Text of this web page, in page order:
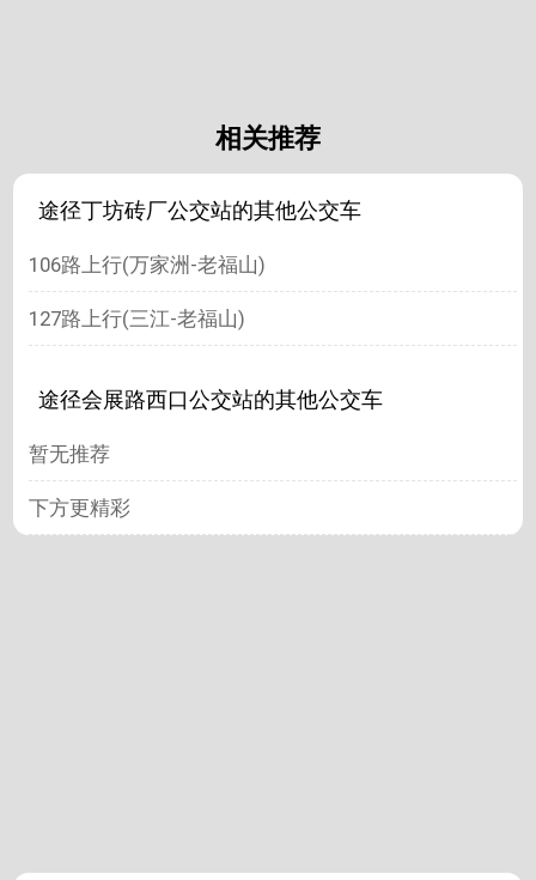
相关推荐
途径丁坊砖厂公交站的其他公交车
106路上行(万家洲-老福山)
127路上行(三江-老福山)
途径会展路西口公交站的其他公交车
暂无推荐
下方更精彩